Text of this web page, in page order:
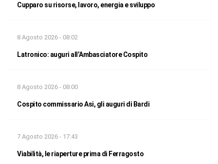
Cupparo su risorse, lavoro, energia e sviluppo
8 Agosto 2026 - 08:02
Latronico: auguri all’Ambasciatore Cospito
8 Agosto 2026 - 08:00
Cospito commissario Asi, gli auguri di Bardi
7 Agosto 2026 - 17:43
Viabilità, le riaperture prima di Ferragosto